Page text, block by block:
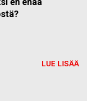
LUE LISÄÄ